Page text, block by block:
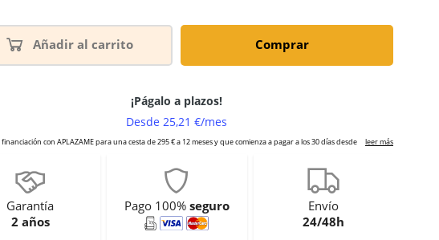
Añadir al carrito Comprar
Garantía
2 años
Pago 100% seguro
Envío
24/48h